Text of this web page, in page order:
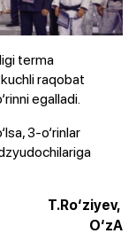
terma
raqobat
egalladi.
3-o‘rinlar
T.Ro‘ziyev,
O‘zA